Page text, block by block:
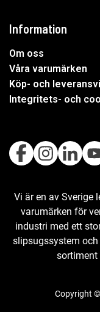
Information
Om oss
Våra varumärken
Köp- och
Integritets- och
Vi är en av Sverige
varumärken för
industri med ett
slipsugssystem
sortiment
Copyright ©